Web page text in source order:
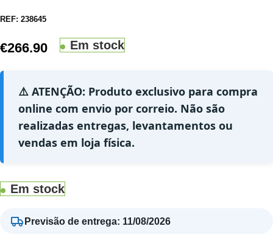
REF: 238645
€266.90 Em stock
⚠️ ATENÇÃO: Produto exclusivo para compra
online com envio por correio. Não são
realizadas entregas, levantamentos ou
vendas em loja física.
Em stock
Previsão de entrega: 11/08/2026